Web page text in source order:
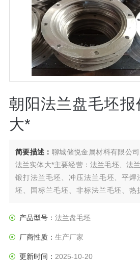
朝阳法兰盘毛坯
大*
简要描述： 聊城储悦金属材料有限公
法兰实体大*主要经营：法兰毛坯、法
锻打法兰毛坯、冲压法兰毛坯、平焊
坯、国标兰毛坯、非标法兰毛坯、热
产品型号： 法兰盘毛坯
厂商性质： 生产厂家
更新时间： 2025-10-20